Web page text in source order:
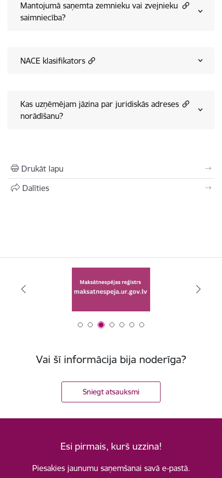
Mantojumā saņemta zemnieku vai zvejnieku
saimniecība?
NACE klasifikators
Kas uzņēmējam jāzina par juridiskās adreses
norādīšanu?
Drukāt lapu
Dalīties
Vai šī informācija bija noderīga?
Sniegt atsauksmi
Esi pirmais, kurš uzzina!
Piesakies jaunumu saņemšanai savā e-pastā.